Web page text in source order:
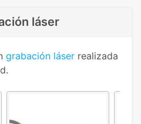
láser
grabación láser realizada